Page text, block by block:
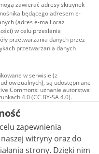
zawierać adresy skrzynek
będącego adresem e-
(adres e-mail oraz
w celu przesłania
przetwarzania danych przez
przetwarzania danych
w serwisie (z
są udostępniane
Commons: uznanie autorstwa
4.0 (CC BY-SA 4.0).
w tym zdjęcia, materiały
na licencji typu
autorstwa użycie
zależnych 4.0 (CC BY-
to stwierdzone inaczej.
zapewnienia
witryny oraz do
Dzięki nim